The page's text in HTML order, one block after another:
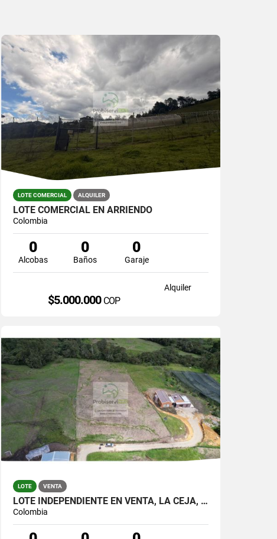
LOTE COMERCIAL ALQUILER
LOTE COMERCIAL EN ARRIENDO
Colombia
0
Alcobas
0
Baños
0
Garaje
Alquiler
$5.000.000 COP
LOTE VENTA
LOTE INDEPENDIENTE EN VENTA, LA CEJA, ANT
Colombia